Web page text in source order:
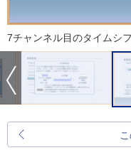
7チャンネル目のタイムシ